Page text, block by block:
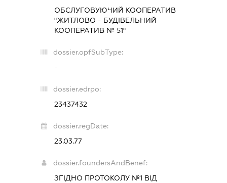
ОБСЛУГОВУЮЧИЙ КООПЕРАТИВ
"ЖИТЛОВО - БУДІВЕЛЬНИЙ
КООПЕРАТИВ № 51"
dossier.opfSubType:
-
dossier.edrpo:
23437432
dossier.regDate:
23.03.77
dossier.foundersAndBenef:
ЗГІДНО ПРОТОКОЛУ №1 ВІД